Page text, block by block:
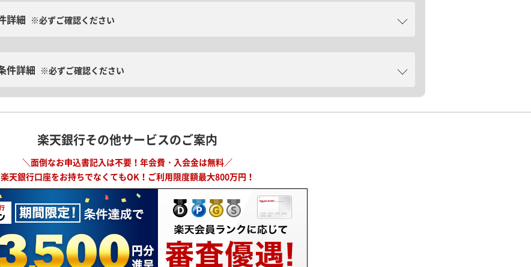
詳細 ※必ずご確認ください
件詳細 ※必ずご確認ください
楽天銀行その他サービスのご案内
＼面倒なお申込書記入は不要！年会費・入会金は無料／
楽天銀行口座をお持ちでなくてもOK！ご利用限度額最大800万円！